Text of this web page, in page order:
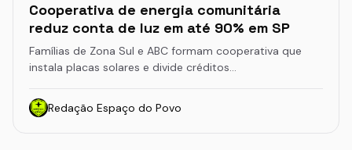
Cooperativa de energia comunitária
reduz conta de luz em até 90% em SP
Famílias de Zona Sul e ABC formam cooperativa que
instala placas solares e divide créditos…
Redação Espaço do Povo